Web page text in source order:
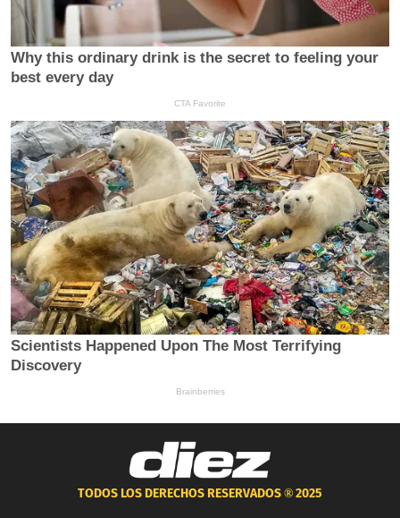
TODOS LOS DERECHOS RESERVADOS ®2025